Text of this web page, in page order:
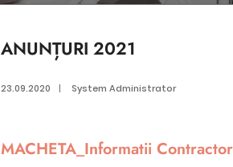
ANUNȚURI 2021
23.09.2020 | System Administrator
MACHETA_Informatii